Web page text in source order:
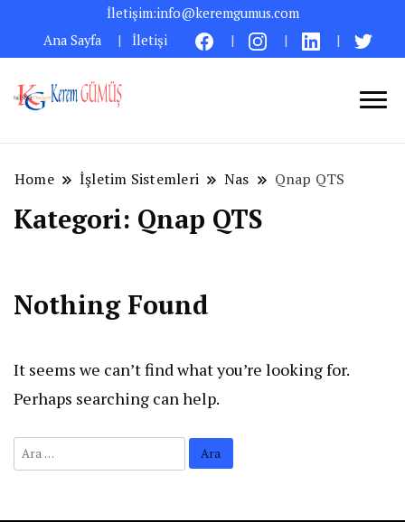
İletişim:info@keremgumus.com
Ana Sayfa
İletişi
Bilgisayarın Büyülü Dünyasında:
Sistem Yönetimi, Yazılımın Gücü ve
Gündelik Hayatta Kolaylıklar –
Home İşletim Sistemleri Nas Qnap QTS
Kategori: Qnap QTS
Nothing Found
It seems we can’t find what you’re looking for.
Perhaps searching can help.